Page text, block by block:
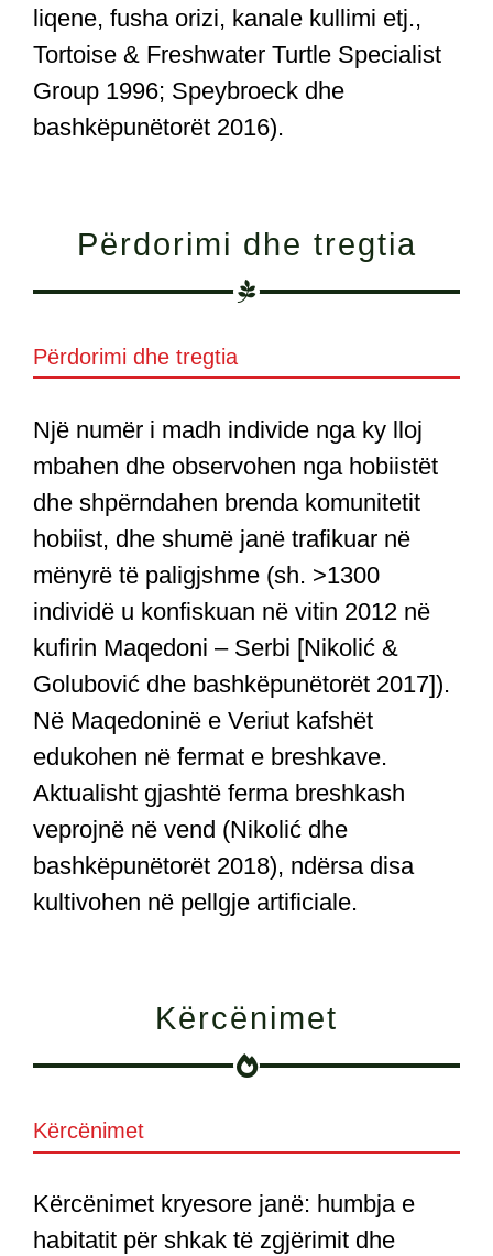
liqene, fusha orizi, kanale kullimi etj.,
Tortoise & Freshwater Turtle Specialist
Group 1996; Speybroeck dhe
bashkëpunëtorët 2016).
Përdorimi dhe tregtia
Përdorimi dhe tregtia
Një numër i madh individe nga ky lloj
mbahen dhe observohen nga hobiistët
dhe shpërndahen brenda komunitetit
hobiist, dhe shumë janë trafikuar në
mënyrë të paligjshme (sh. >1300
individë u konfiskuan në vitin 2012 në
kufirin Maqedoni – Serbi [Nikolić &
Golubović dhe bashkëpunëtorët 2017]).
Në Maqedoninë e Veriut kafshët
edukohen në fermat e breshkave.
Aktualisht gjashtë ferma breshkash
veprojnë në vend (Nikolić dhe
bashkëpunëtorët 2018), ndërsa disa
kultivohen në pellgje artificiale.
Kërcënimet
Kërcënimet
Kërcënimet kryesore janë: humbja e
habitatit për shkak të zgjërimit dhe